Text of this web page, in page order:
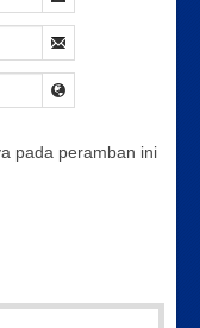
pada peramban ini